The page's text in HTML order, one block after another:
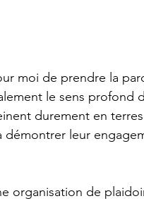
le sens profond
durement en terres
démontrer leur
organisation de